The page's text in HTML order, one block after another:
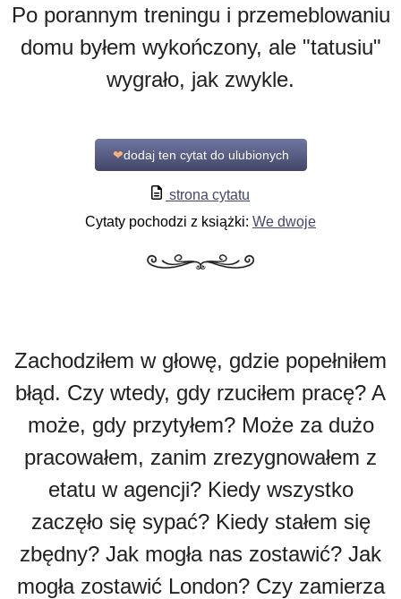
Po porannym treningu i przemeblowaniu
domu byłem wykończony, ale "tatusiu"
wygrało, jak zwykle.
❤dodaj ten cytat do ulubionych
strona cytatu
Cytaty pochodzi z książki: We dwoje
Zachodziłem w głowę, gdzie popełniłem
błąd. Czy wtedy, gdy rzuciłem pracę? A
może, gdy przytyłem? Może za dużo
pracowałem, zanim zrezygnowałem z
etatu w agencji? Kiedy wszystko
zaczęło się sypać? Kiedy stałem się
zbędny? Jak mogła nas zostawić? Jak
mogła zostawić London? Czy zamierza